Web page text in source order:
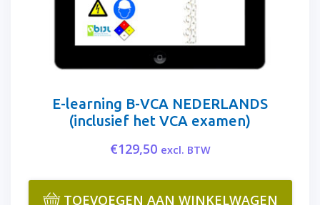
E-learning B-VCA NEDERLANDS
(inclusief het VCA examen)
€129,50 excl. BTW
TOEVOEGEN AAN WINKELWAGEN